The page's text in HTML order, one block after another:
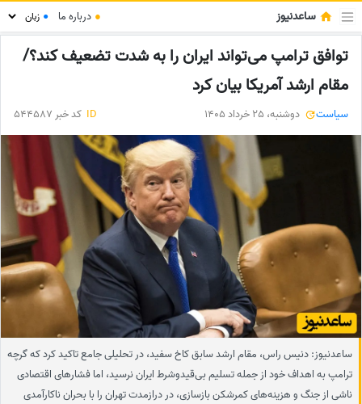
ساعدنیوز ● درباره ما ●
توافق ترامپ می‌تواند ایران را به شدت تضعیف کند؟/
مقام ارشد آمریکا بیان کرد
سیاست دوشنبه، 25 خرداد 1405 ID کد خبر 544587
ساعدنیوز: دنیس راس، مقام ارشد سابق کاخ سفید، در تحلیلی جامع تاکید کرد که گرچه
ترامپ به اهداف خود از جمله تسلیم بی‌قیدوشرط ایران نرسید، اما فشارهای اقتصادی
ناشی از جنگ و هزینه‌های کمرشکن بازسازی، در درازمدت تهران را با بحران ناکارآمدی